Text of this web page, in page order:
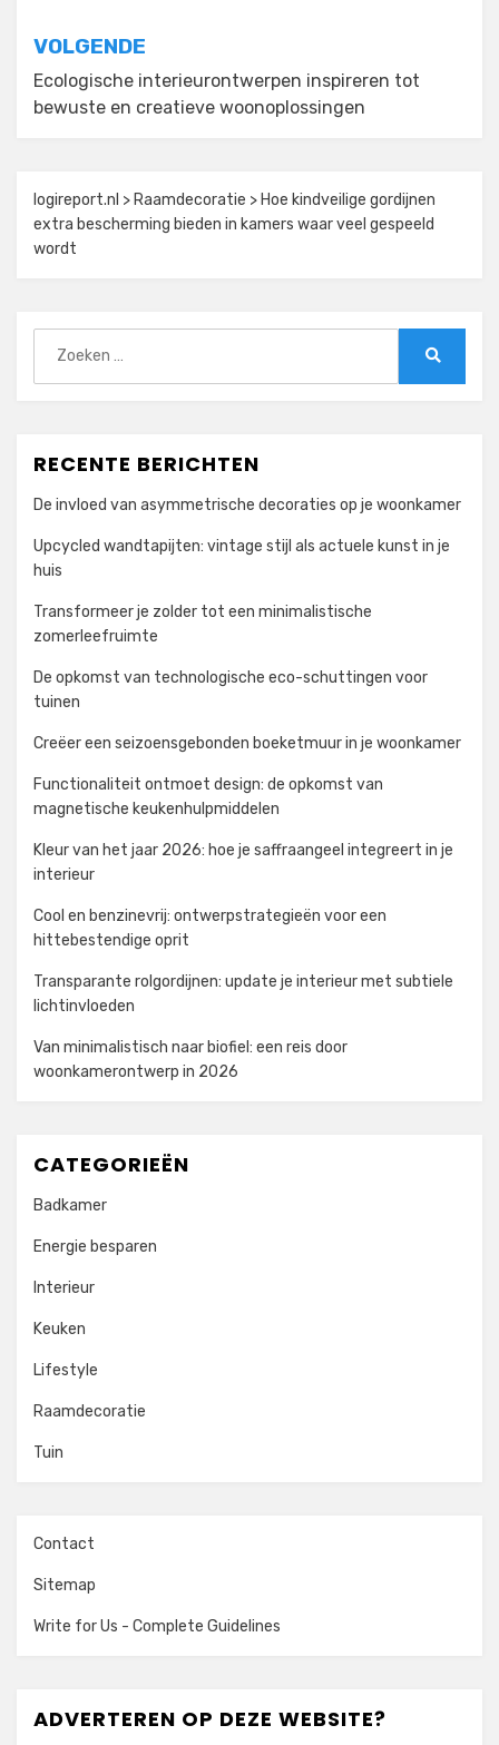
VOLGENDE
Ecologische interieurontwerpen inspireren tot
bewuste en creatieve woonoplossingen
logireport.nl > Raamdecoratie > Hoe kindveilige gordijnen
extra bescherming bieden in kamers waar veel gespeeld
wordt
naar:
RECENTE BERICHTEN
De invloed van asymmetrische decoraties op je woonkamer
Upcycled wandtapijten: vintage stijl als actuele kunst in je
huis
Transformeer je zolder tot een minimalistische
zomerleefruimte
De opkomst van technologische eco-schuttingen voor
tuinen
Creëer een seizoensgebonden boeketmuur in je woonkamer
Functionaliteit ontmoet design: de opkomst van
magnetische keukenhulpmiddelen
Kleur van het jaar 2026: hoe je saffraangeel integreert in je
interieur
Cool en benzinevrij: ontwerpstrategieën voor een
hittebestendige oprit
Transparante rolgordijnen: update je interieur met subtiele
lichtinvloeden
Van minimalistisch naar biofiel: een reis door
woonkamerontwerp in 2026
CATEGORIEËN
Badkamer
Energie besparen
Interieur
Keuken
Lifestyle
Raamdecoratie
Tuin
Contact
Sitemap
Write for Us - Complete Guidelines
ADVERTEREN OP DEZE WEBSITE?